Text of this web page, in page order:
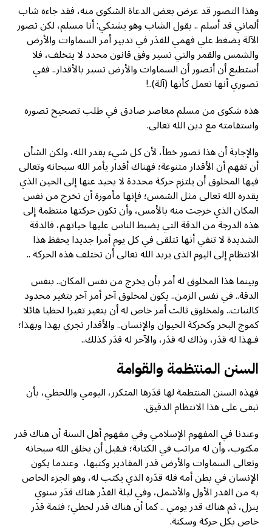
وهذا التصور قد عرض بعض الدعاة الشكوى منه، فقد جاءه شاب
ألماني قد أسلم .. يقول الشاب وهو يشتكي: أنا مسلم، لكن تصور
الآلة يضغط علي فهمي للقدَر في تدبير أمر السماوات والأرض
والشمس والقمر والتي تسير وفق قانون محدد لا يتخلف، فلا
أستطيع أن أتصور أن السماوات والأرض تسير بالأقدار.. ففي
تصوري أنها تعمل كأنها (آلة)..!
هذه شكوى من مسلم معاصر صادق في طلب تصحيح تصوره
واستقامته مع دين الله تعالى.
والإجابة أن هذا تصور خطأ، لأن كل شيء بقدر الله، ولكن الشأن
أن تفهم أن الأقدار متنوعة؛ فهناك أقدار يأمر الله سبحانه وتعالى
فيها المخلوق أن يلتزم حركة محددة لا يحيد عنها إلى الحين الذي
يقدره الله تعالى مثل الشمس؛ فإنها مأمورة أن تخرج من نفس
المكان الذي خرجت منه بالأمس، وأن تكون حركتها منتظمة إلى
هذه الدرجة من الدقة التي يضبط الناس عليها حياتهم، فالدقة
الشديدة لا تنفي أنها تتلقى في كل يوم أمرا جديدا يحفظ هذا
الانتظام إلى اليوم الذى يريد الله تعالى أن تختلف هذه الحركة ..
وبينما هذا المخلوق له أمر بأن يخرج من نفس المكان.. بنفس
الدقة.. في نفس الزمن.. يكون لمخلوق آخر أمر آخر بتغير محدود
كالنبات.. ولمخلوق ثالث أمر خاص له أن يتغير تغيرا لحظيا هائلا
كموج البحر وكحركة الحيوان والإنسان.. والأقدار تجري بهذا وبهذا؛
فـهذا له قدَر، وذاك له قدَر، والآخر له قدَر كذلك..
السنن المنتظمة والقوامة
فهذه السنن المنتظمة لها قدَرها المتكرر، اليومي واللحظي، بأن
تبقى على هذا الانتظام الدقيق.
وعندنا في المفهوم الإسلامي وفي مفهوم أهل السنة أن هناك قدر
مكتوب، وأن له مراتب في الكتابة؛ فـقبل أن يخلق الله سبحانه
وتعالى السماوات والأرض قدر المقادير وكتبها، وعندما يكون
الإنسان في بطن أمه فله قدَره الذي يكتب له، وهو الجزء الخاص
به من القدر الأول والأشمل، وفي ليلة القدْر هناك قدَر سنوي
ينزل، ثم هناك قدر يومي .. كما أن هناك قدر لحظي؛ فثمة قدَر
خاص بكل حركة وسكنة.